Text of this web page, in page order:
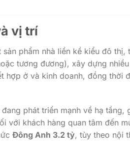
vị trí
phẩm nhà liền kề kiểu đô
tương đương), xây dựng
hợp ở và kinh doanh, đồng thời
phát triển mạnh về hạ
với khách hàng quan tâm đến
Đông Anh 3.2 tỷ, tùy theo nội